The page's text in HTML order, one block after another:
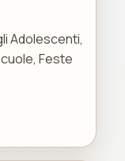
Adolescenti,
Feste